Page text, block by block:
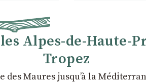
Alpes-de-Haute-
Tropez
Maures jusqu’à la